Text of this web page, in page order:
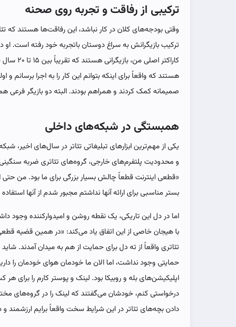
ترکیبی از رفاقت و تجربه روی صحنه
وقتی بودجه‌های کلان در کار نباشد، این رفاقت‌ها هستند که
ترکیب بازیگرانش به سراغ دوستان باتجربه خود رفته است. او
کاراکتر
هستند که واقعاً برای اینکه بتوانم این کار را به اجرا برسانم و
صمیمانه کمک کردند و همراهم بودند. البته دو بازیگر فرعی
همبستگی در شبکه‌های داخلی
یکی از مهم‌ترین ابزارهای تبلیغاتی تئاتر در سال‌های اخیر،
و محدودیت پلتفرم‌های خارجی، گروه‌های تئاتری ضربه سنگینی
«قطعی اینترنت قطعاً چالش بسیار بزرگی برای ما بود. من حتی
بستر مناسبی برای ارائه آنها نداشتم مجبور شدم از آنها
اما در دل این تاریکی، یک نقطه روشن و امیدوارکننده وجود
با هیجان خاصی از این اتفاق یاد می‌کند: «در همین قضیه قطعی
تئاتری واقعاً از ته دل برای حمایت از هم به میدان آمدند.
حمایتی وجود نداشت، اما الان ما خودمان هوای خودمان را
اپلیکیشن‌های بله و روبیکا بود. لینک و پوستر کارم را برای
درخواستی کنم، خودشان می‌گفتند که لینک را در
دادن بچه‌های تئاتر در این شرایط سخت واقعاً برایم ارزشمند و